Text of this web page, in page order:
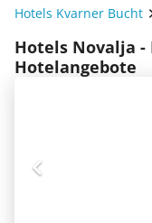
Hotels Kvarner Bucht
Hotels Novalja
Hotelangebote